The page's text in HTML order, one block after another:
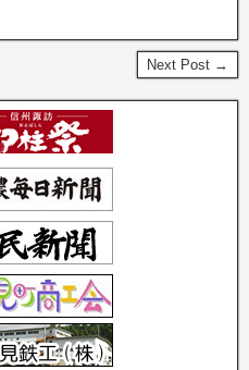
Next Post →